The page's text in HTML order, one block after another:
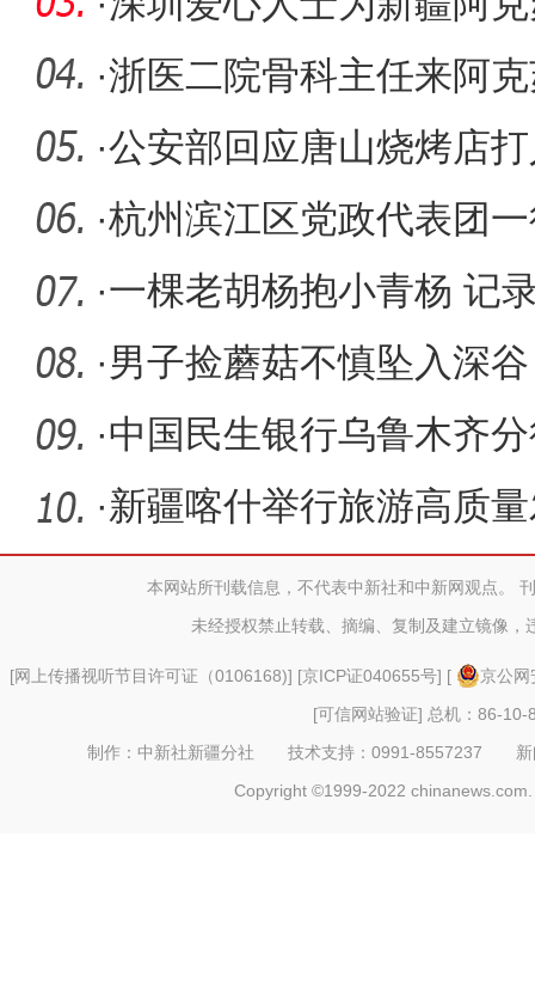
水设备
·浙医二院骨科主任来阿
·公安部回应唐山烧烤店
底查清全
·杭州滨江区党政代表团
口援疆工
·一棵老胡杨抱小青杨 记
·男子捡蘑菇不慎坠入深
急营救
·中国民生银行乌鲁木齐
力“专精
·新疆喀什举行旅游高质
本网站所刊载信息，不代表中新社和中新网观点。
未经授权禁止转载、摘编、复制及建立镜像，
[网上传播视听节目许可证（0106168)] [京ICP证040655号] [
京公
[可信网站验证] 总机：86-10-
制作：中新社新疆分社 技术支持：0991-8557237
Copyright ©1999-2022